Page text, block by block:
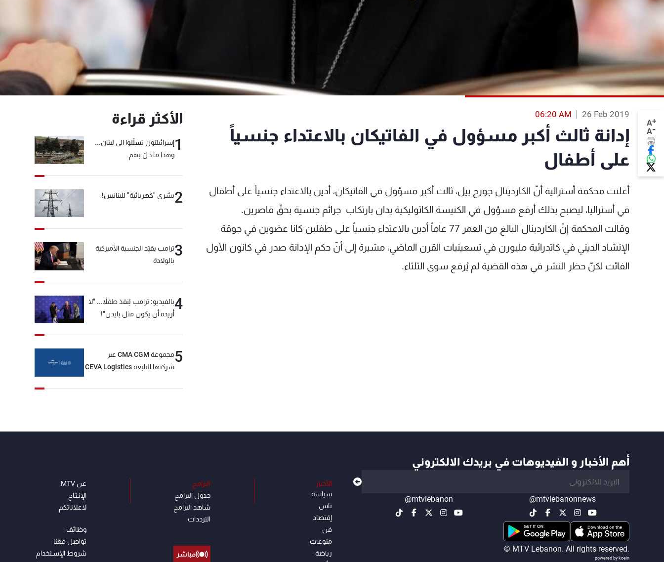
A+
A-
26 Feb 2019
06:20 AM
إدانة ثالث أكبر مسؤول في الفاتيكان بالاعتداء جنسياً
على أطفال
أعلنت محكمة أسترالية أنّ الكاردينال جورج بيل، ثالث أكبر مسؤول في الفاتيكان، أدين بالاعتداء جنسياً على أطفال
في أستراليا، ليصبح بذلك أرفع مسؤول في الكنيسة الكاثوليكية يدان بارتكاب جرائم جنسية بحقّ قاصرين.
وقالت المحكمة إنّ الكاردينال البالغ من العمر 77 عاماً أدين بالاعتداء جنسياً على طفلين كانا عضوين في جوقة
الإنشاد الديني في كاتدرائية ملبورن في تسعينيات القرن الماضي، مشيرة إلى أنّ حكم الإدانة صدر في كانون الأول
الفائت لكنّ حظر النشر في هذه القضية لم يُرفع سوى الثلثاء.
الأكثر قراءة
1إسرائيليّون تسلّلوا الى لبنان...
وهذا ما حلّ بهم
2بشرى "كهربائية" للبنانيين!
3ترامب يقيّد الجنسية الأميركية
بالولادة
4بالفيديو: ترامب يُنقذ طفلاً... "لا
أريده أن يكون مثل بايدن"!
5
مجموعة CMA CGM عبر
شركتها التابعة CEVA Logistics
أهم الأخبار و الفيديوهات في بريدك الالكتروني
@mtvlebanonnews
@mtvlebanon
© MTV Lebanon. All rights reserved.
powered by koein
الأخبار
سياسة
ناس
إقتصاد
فن
منوعات
رياضة
البرامج
جدول البرامج
شاهد البرامج
الترددات
مباشر
عن MTV
الإنـتـاج
لاعلاناتكم
وظائف
تواصل معنا
شروط الإسـتخدام